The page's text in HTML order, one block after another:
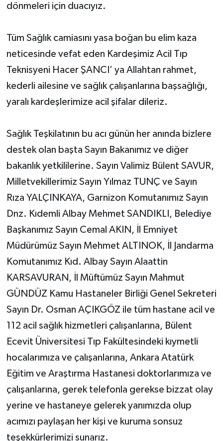
dönmeleri için duacıyız.
Tüm Sağlık camiasını yasa boğan bu elim kaza
neticesinde vefat eden Kardeşimiz Acil Tıp
Teknisyeni Hacer ŞANCI’ ya Allahtan rahmet,
kederli ailesine ve sağlık çalışanlarına başsağlığı,
yaralı kardeşlerimize acil şifalar dileriz.
Sağlık Teşkilatının bu acı günün her anında bizlere
destek olan başta Sayın Bakanımız ve diğer
bakanlık yetkililerine. Sayın Valimiz Bülent SAVUR,
Milletvekillerimiz Sayın Yılmaz TUNÇ ve Sayın
Rıza YALÇINKAYA, Garnizon Komutanımız Sayın
Dnz. Kıdemli Albay Mehmet SANDIKLI, Belediye
Başkanımız Sayın Cemal AKIN, İl Emniyet
Müdürümüz Sayın Mehmet ALTINOK, İl Jandarma
Komutanımız Kıd. Albay Sayın Alaattin
KARSAVURAN, İl Müftümüz Sayın Mahmut
GÜNDÜZ Kamu Hastaneler Birliği Genel Sekreteri
Sayın Dr. Osman AÇIKGÖZ ile tüm hastane acil ve
112 acil sağlık hizmetleri çalışanlarına, Bülent
Ecevit Üniversitesi Tıp Fakültesindeki kıymetli
hocalarımıza ve çalışanlarına, Ankara Atatürk
Eğitim ve Araştırma Hastanesi doktorlarımıza ve
çalışanlarına, gerek telefonla gerekse bizzat olay
yerine ve hastaneye gelerek yanımızda olup
acımızı paylaşan her kişi ve kuruma sonsuz
teşekkürlerimizi sunarız.